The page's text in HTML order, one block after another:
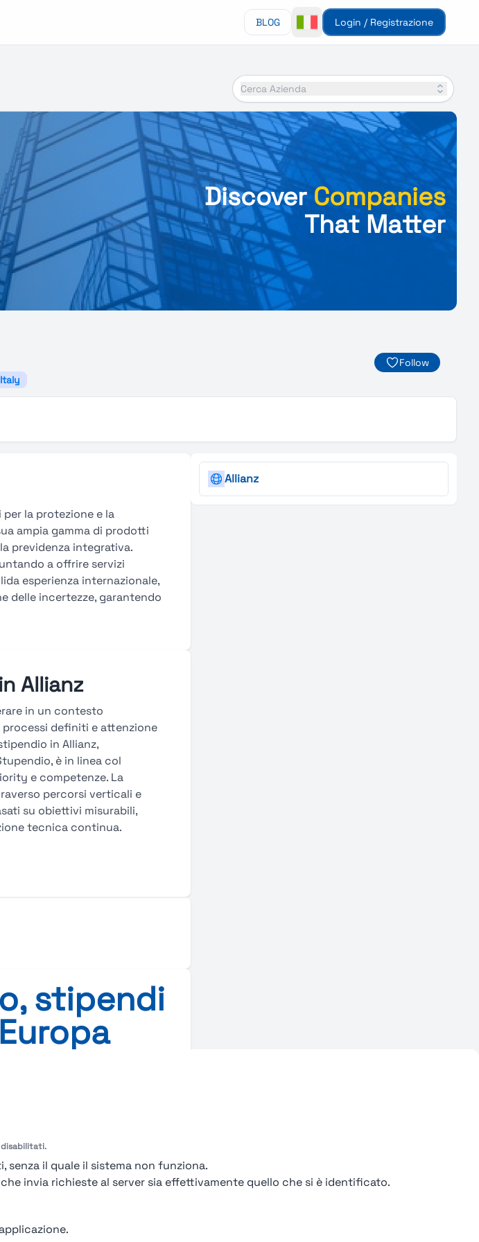
disabilitati.
senza il quale il sistema non funziona.
invia richieste al server sia effettivamente quello che si è identificato.
BLOG Login / Registrazione
Cerca Azienda
DiscoverCompanies
That Matter
Italy
Follow
la protezione e la
ampia gamma di prodotti
previdenza integrativa.
a offrire servizi
esperienza internazionale,
delle incertezze, garantendo
Allianz
in un contesto
definiti e attenzione
in Allianz,
è in linea col
e competenze. La
percorsi verticali e
su obiettivi misurabili,
tecnica continua.
stipendi
Allianz